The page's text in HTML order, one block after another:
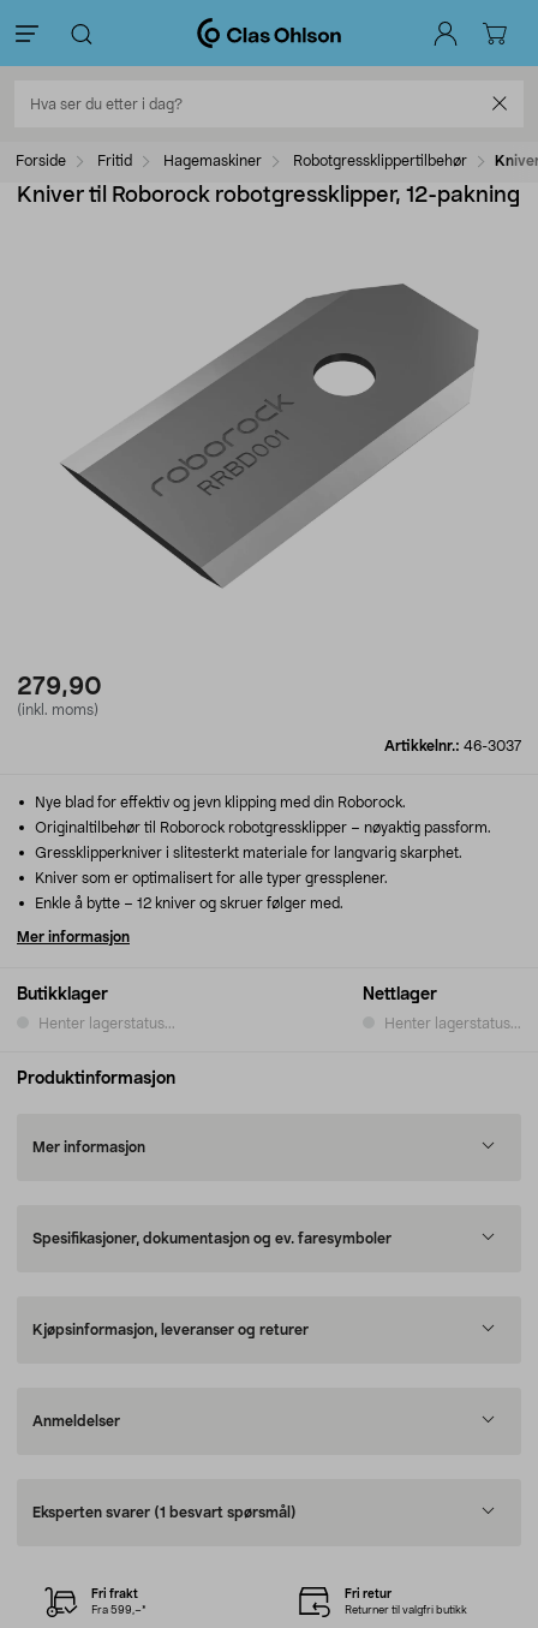
Forside Fritid Hagemaskiner Robotgressklippertilbehør
Kniver til Roborock robotgressklipper, 12-pakning
279,90
(inkl. moms)
Artikkelnr.: 46-3037
Butikklager
Henter lagerstatus...
Nettlager
Henter lagerstatus...
Nye blad for effektiv og jevn klipping med din Roborock.
Originaltilbehør til Roborock robotgressklipper – nøyaktig passform.
Gressklipperkniver i slitesterkt materiale for langvarig skarphet.
Kniver som er optimalisert for alle typer gressplener.
Enkle å bytte – 12 kniver og skruer følger med.
Mer informasjon
Produktinformasjon
Mer informasjon
Spesifikasjoner, dokumentasjon og ev. faresymboler
Kjøpsinformasjon, leveranser og returer
Anmeldelser
Eksperten svarer (1 besvart spørsmål)
Fri frakt
Fra 599,–*
Fri retur
Returner til valgfri butikk